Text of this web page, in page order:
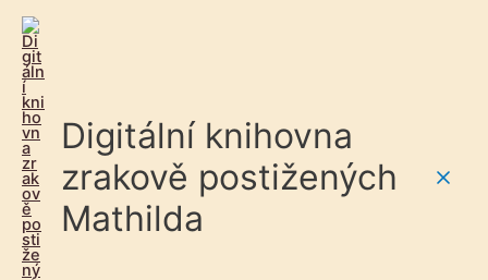
Digitální knihovna
zrakově postižených
Mathilda